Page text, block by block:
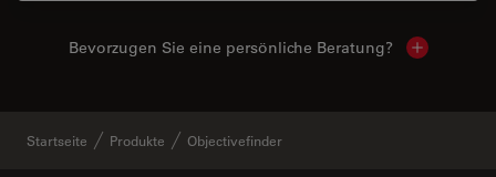
Bevorzugen Sie eine persönliche Beratung? Show
Startseite Produkte Objectivefinder